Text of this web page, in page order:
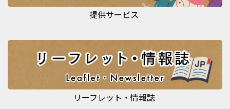
提供サービス
リーフレット・情報誌